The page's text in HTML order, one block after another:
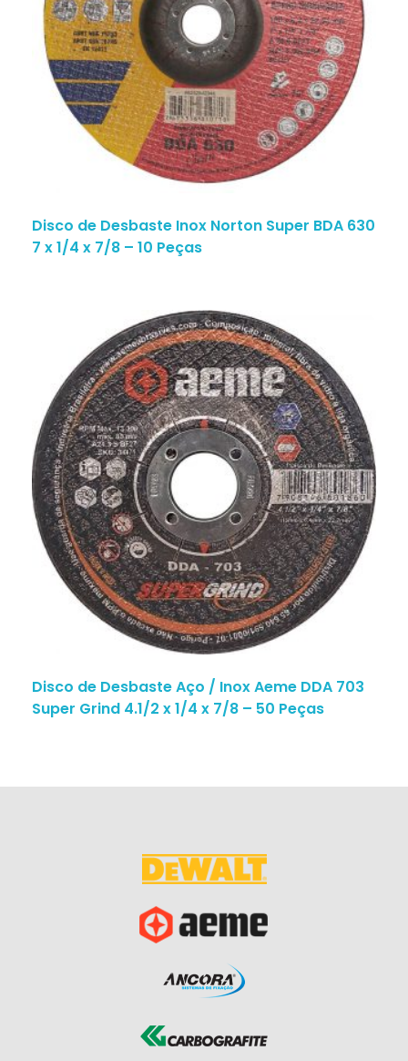
Disco de Desbaste Inox Norton Super BDA 630
7 x 1/4 x 7/8 – 10 Peças
Disco de Desbaste Aço / Inox Aeme DDA 703
Super Grind 4.1/2 x 1/4 x 7/8 – 50 Peças